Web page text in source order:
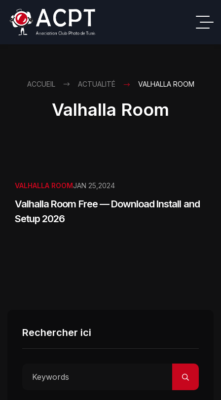
ACCUEIL ACTUALITÉ VALHALLA ROOM
Valhalla Room
VALHALLA ROOMJAN 25,2024
Valhalla Room Free — Download Install and
Setup 2026
Rechercher ici